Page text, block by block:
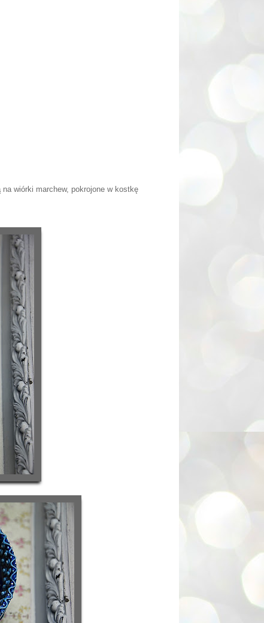
wiórki marchew, pokrojone w kostkę